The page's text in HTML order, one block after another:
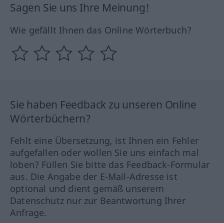
Sagen Sie uns Ihre Meinung!
Wie gefällt Ihnen das Online Wörterbuch?
Sie haben Feedback zu unseren Online
Wörterbüchern?
Fehlt eine Übersetzung, ist Ihnen ein Fehler
aufgefallen oder wollen Sie uns einfach mal
loben? Füllen Sie bitte das Feedback-Formular
aus. Die Angabe der E-Mail-Adresse ist
optional und dient gemäß unserem
Datenschutz nur zur Beantwortung Ihrer
Anfrage.